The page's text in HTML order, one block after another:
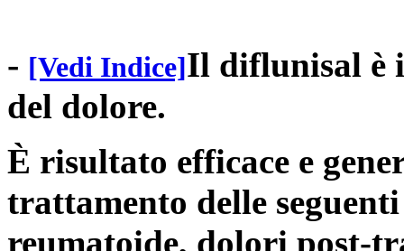
- [Vedi Indice]Il diflunisal è
del dolore.
È risultato efficace e
trattamento delle
reumatoide, dolori post-